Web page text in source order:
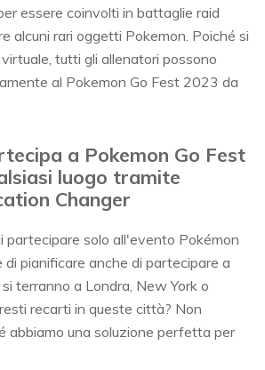
essere coinvolti in battaglie raid
alcuni rari oggetti Pokemon. Poiché si
tutti gli allenatori possono
al Pokemon Go Fest 2023 da
a Pokemon Go Fest
luogo tramite
Changer
partecipare solo all'evento Pokémon
di pianificare anche di partecipare a
terranno a Londra, New York o
recarti in queste città? Non
abbiamo una soluzione perfetta per